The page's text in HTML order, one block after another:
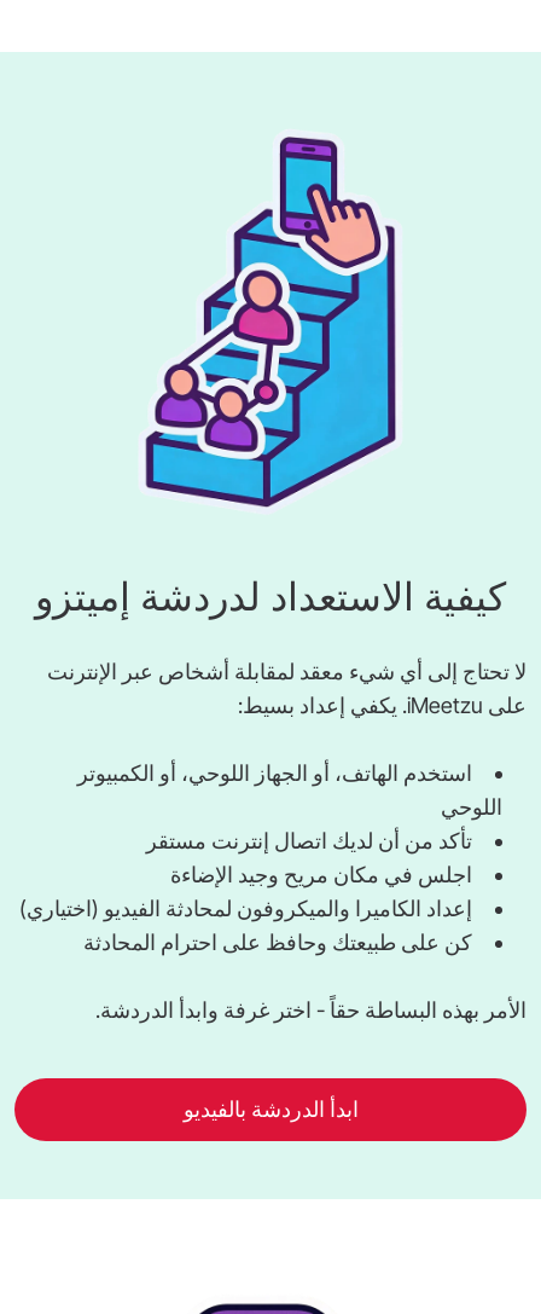
كيفية الاستعداد لدردشة إميتزو
لا تحتاج إلى أي شيء معقد لمقابلة أشخاص عبر الإنترنت
على iMeetzu. يكفي إعداد بسيط:
استخدم الهاتف، أو الجهاز اللوحي، أو الكمبيوتر
اللوحي
تأكد من أن لديك اتصال إنترنت مستقر
اجلس في مكان مريح وجيد الإضاءة
إعداد الكاميرا والميكروفون لمحادثة الفيديو (اختياري)
كن على طبيعتك وحافظ على احترام المحادثة
الأمر بهذه البساطة حقاً - اختر غرفة وابدأ الدردشة.
ابدأ الدردشة بالفيديو